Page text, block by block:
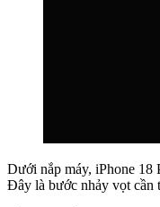
Dưới nắp máy, iPhone 18
Đây là bước nhảy vọt cần